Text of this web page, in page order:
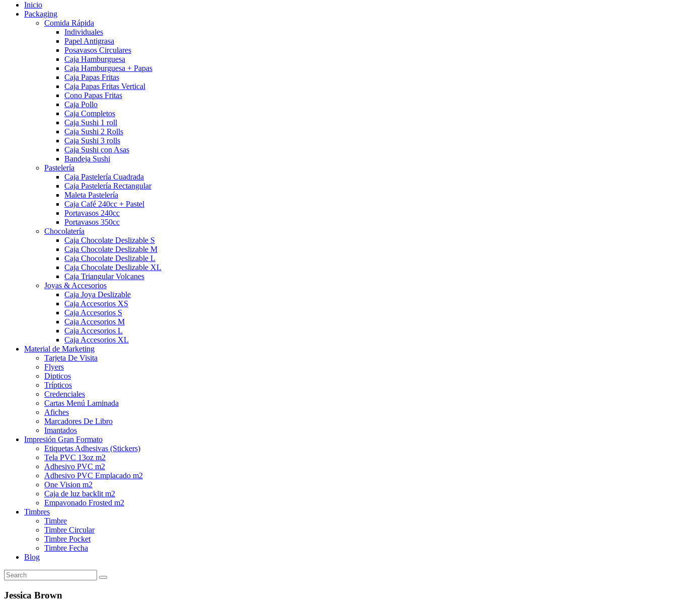
Inicio
Packaging
Comida Rápida
Individuales
Papel Antigrasa
Posavasos Circulares
Caja Hamburguesa
Caja Hamburguesa + Papas
Caja Papas Fritas
Caja Papas Fritas Vertical
Cono Papas Fritas
Caja Pollo
Caja Completos
Caja Sushi 1 roll
Caja Sushi 2 Rolls
Caja Sushi 3 rolls
Caja Sushi con Asas
Bandeja Sushi
Pastelería
Caja Pastelería Cuadrada
Caja Pastelería Rectangular
Maleta Pastelería
Caja Café 240cc + Pastel
Portavasos 240cc
Portavasos 350cc
Chocolatería
Caja Chocolate Deslizable S
Caja Chocolate Deslizable M
Caja Chocolate Deslizable L
Caja Chocolate Deslizable XL
Caja Triangular Volcanes
Joyas & Accesorios
Caja Joya Deslizable
Caja Accesorios XS
Caja Accesorios S
Caja Accesorios M
Caja Accesorios L
Caja Accesorios XL
Material de Marketing
Tarjeta De Visita
Flyers
Dipticos
Trípticos
Credenciales
Cartas Menú Laminada
Afiches
Marcadores De Libro
Imantados
Impresión Gran Formato
Etiquetas Adhesivas (Stickers)
Tela PVC 13oz m2
Adhesivo PVC m2
Adhesivo PVC Emplacado m2
One Vision m2
Caja de luz backlit m2
Empavonado Frosted m2
Timbres
Timbre
Timbre Circular
Timbre Pocket
Timbre Fecha
Blog
Jessica Brown